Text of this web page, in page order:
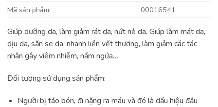
Mã sản phẩm:
00016541
Giúp dưỡng da, làm giảm rát da, nứt nẻ da. Giúp làm mát da,
dịu da, săn se da, nhanh liền vết thương, làm giảm các tác
nhân gây viêm nhiễm, nấm ngứa…
Đối tượng sử dụng sản phẩm:
Người bị táo bón, đi nặng ra máu và đó là dấu hiệu đầu